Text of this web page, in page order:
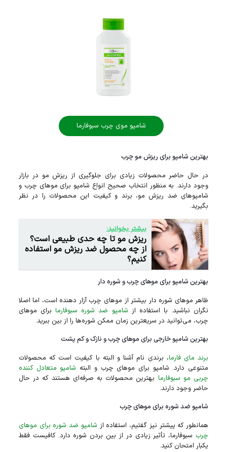
شامپو موی چرب سبوفارما
بهترین شامپو برای ریزش مو چرب
در حال حاضر محصولات زیادی برای جلوگیری از ریزش مو در بازار
وجود دارند. به منظور انتخاب صحیح انواع شامپو برای مو‌های چرب و
شامپو‌های ضد ریزش مو، برند و کیفیت این محصولات را در نظر
بگیرید.
بیشتر بخوانید:
ریزش مو تا چه حدی طبیعی است؟
از چه محصول ضد ریزش مو استفاده
کنیم؟
بهترین شامپو برای موهای چرب و شوره دار
ظاهر مو‌های شوره دار بیشتر از مو‌های چرب آزار دهنده است، اما اصلا
نگران نباشید. با استفاده از شامپو ضد شوره سبوفارمابرای مو‌های
چرب، می‌توانید در سریعترین زمان ممکن شوره‌ها را از بین ببرید.
بهترین شامپو خارجی برای موهای چرب و نازک و کم پشت
برند مای فارما، برندی نام آشنا و البته با کیفیت است که محصولات
متنوعی دارد. شامپو برای موهای چرب و البته شامپو متعادل‌ کننده
چربی مو سبوفارما بهترین محصولات به صرفه‌ای هستند که در حال
حاضر وجود دارند.
شامپو ضد شوره برای موهای چرب
همانطور که پیشتر نیز گفتیم، استفاده از شامپو ضد شوره برای مو‌های
چرب سبوفارما، تأثیر زیادی در از بین بردن شوره دارد. کافیست فقط
یکبار امتحان کنید.